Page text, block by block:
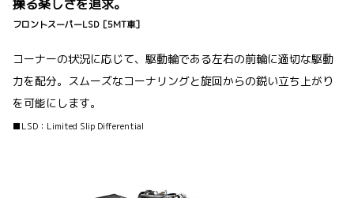
操る楽しさを追求。
フロントスーパーLSD［5MT車］
コーナーの状況に応じて、駆動輪である左右の前輪に適切な駆動
力を配分。スムーズなコーナリングと旋回からの鋭い立ち上がり
を可能にします。
■LSD：Limited Slip Differential